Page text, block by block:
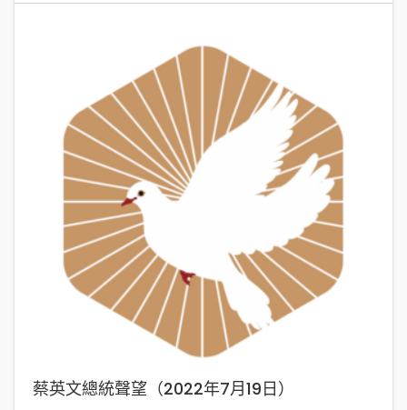
蔡英文總統聲望（2022年7月19日）